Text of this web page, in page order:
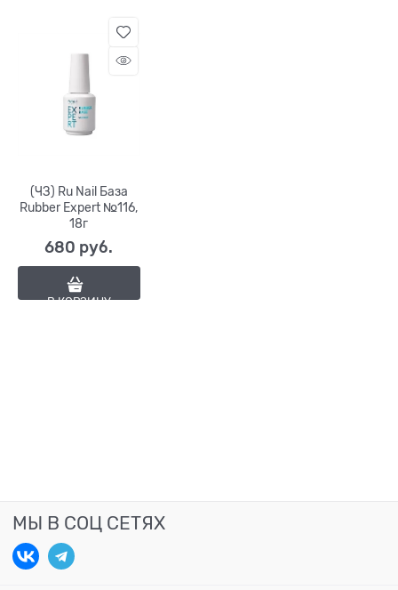
(ЧЗ) Ru Nail База
Rubber Expert №116,
18г
680 руб.
В КОРЗИНУ
МЫ В СОЦ СЕТЯХ